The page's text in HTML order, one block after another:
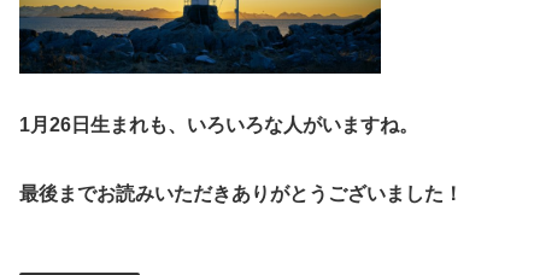
1月26日生まれも、いろいろな人がいますね。
最後までお読みいただきありがとうございました！